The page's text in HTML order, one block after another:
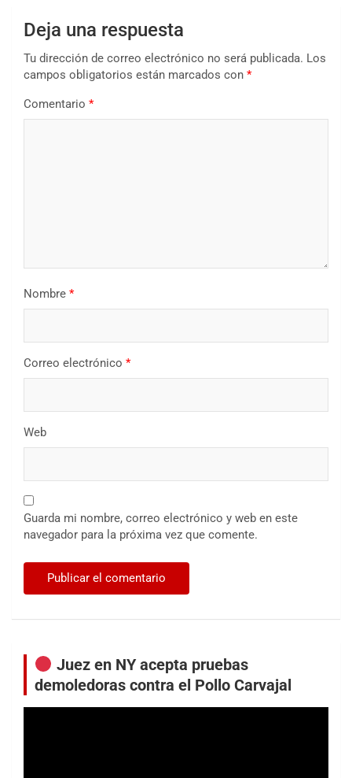
Deja una respuesta
Tu dirección de correo electrónico no será publicada. Los
campos obligatorios están marcados con *
Comentario *
Nombre *
Correo electrónico *
Web
Guarda mi nombre, correo electrónico y web en este
navegador para la próxima vez que comente.
Juez en NY acepta pruebas
demoledoras contra el Pollo Carvajal